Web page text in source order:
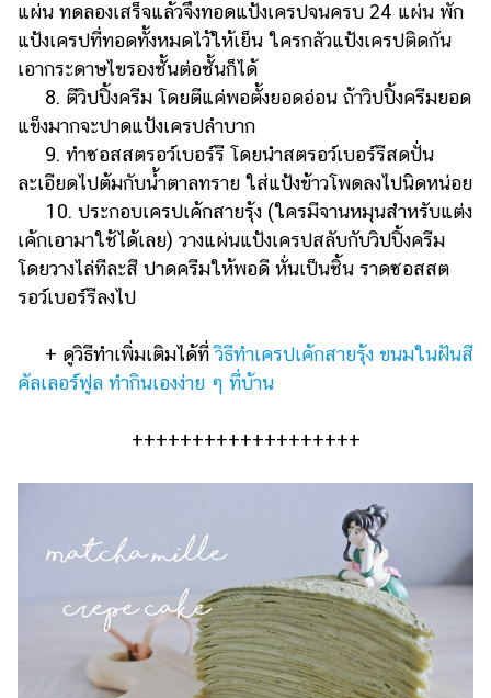
แผ่น ทดลองเสร็จแล้วจึงทอดแป้งเครปจนครบ 24 แผ่น พัก
แป้งเครปที่ทอดทั้งหมดไว้ให้เย็น ใครกลัวแป้งเครปติดกัน
เอากระดาษไขรองชั้นต่อชั้นก็ได้
8. ตีวิปปิ้งครีม โดยตีแค่พอตั้งยอดอ่อน ถ้าวิปปิ้งครีมยอด
แข็งมากจะปาดแป้งเครปลำบาก
9. ทำซอสสตรอว์เบอร์รี โดยนำสตรอว์เบอร์รีสดปั่น
ละเอียดไปต้มกับน้ำตาลทราย ใส่แป้งข้าวโพดลงไปนิดหน่อย
10. ประกอบเครปเค้กสายรุ้ง (ใครมีจานหมุนสำหรับแต่ง
เค้กเอามาใช้ได้เลย) วางแผ่นแป้งเครปสลับกับวิปปิ้งครีม
โดยวางไล่ทีละสี ปาดครีมให้พอดี หั่นเป็นชิ้น ราดซอสสต
รอว์เบอร์รีลงไป
+ ดูวิธีทำเพิ่มเติมได้ที่วิธีทำเครปเค้กสายรุ้ง ขนมในฝันสี
คัลเลอร์ฟูล ทำกินเองง่าย ๆ ที่บ้าน
+++++++++++++++++++